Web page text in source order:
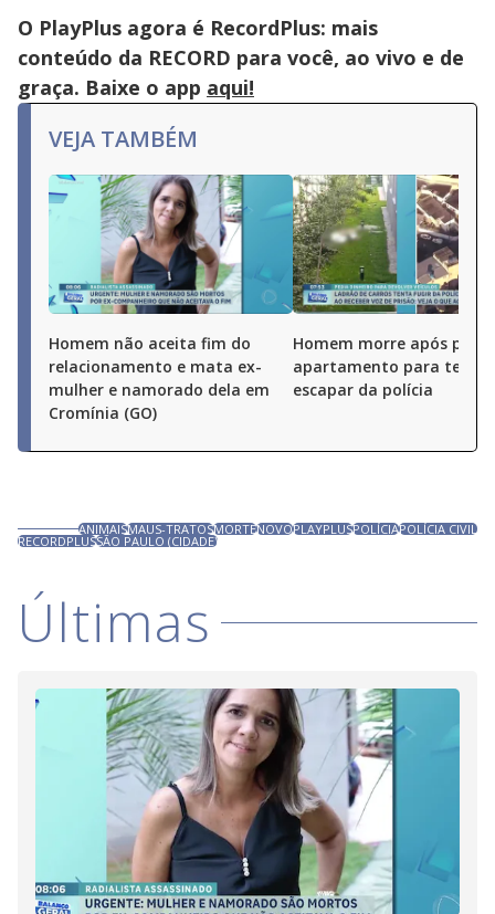
O PlayPlus agora é RecordPlus: mais
conteúdo da RECORD para você, ao vivo e de
graça. Baixe o app aqui!
VEJA TAMBÉM
Homem não aceita fim do
relacionamento e mata ex-
mulher e namorado dela em
Cromínia (GO)
Homem morre após
apartamento para tentar
escapar da polícia
ANIMAISMAUS-TRATOSMORTENOVOPLAYPLUSPOLÍCIAPOLÍCIA CIVIL
RECORDPLUSSÃO PAULO (CIDADE)
Últimas